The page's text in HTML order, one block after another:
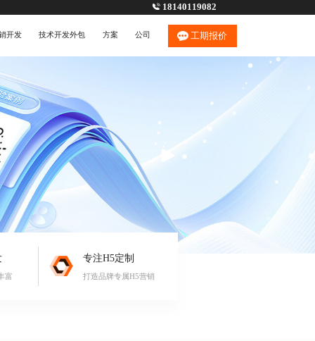
18140119082
开发 技术开发外包 方案 公司 工期报价
富
专注H5定制
打造品牌专属H5营销